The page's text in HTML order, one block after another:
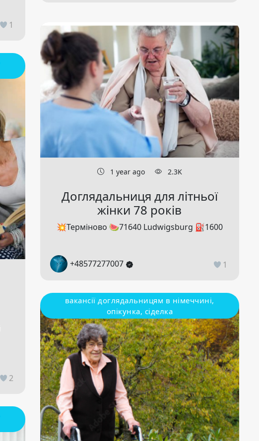
1
2
1 year ago 2.3K
Доглядальниця для літньої
жінки 78 років
💥Терміново 🍉71640 Ludwigsburg ⛽️1600
+48577277007 1
вакансії доглядальницям в німеччині,
опікунка, сіделка